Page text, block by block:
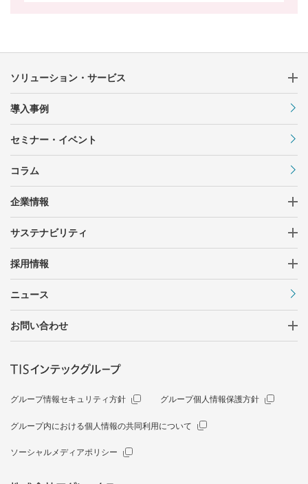
ソリューション・サービス
導入事例
セミナー・イベント
コラム
企業情報
サステナビリティ
採用情報
ニュース
お問い合わせ
グループ情報セキュリティ方針 グループ個人情報保護方針
グループ内における個人情報の共同利用について
ソーシャルメディアポリシー